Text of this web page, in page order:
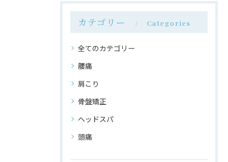
カテゴリー Categories
全てのカテゴリー
腰痛
肩こり
骨盤矯正
ヘッドスパ
頭痛